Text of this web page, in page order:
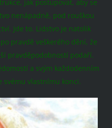
jak postupovat, aby se
nenápadně, pod rouškou
Jde to. Lidstvo je natolik
pravdě veškerého dění, že
pravděpodobností podaří.
a svým každodenním
svému vlastnímu konci.